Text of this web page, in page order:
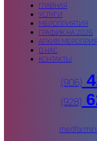
ГЛАВНАЯ
УСЛУГИ
МЕРОПРИЯТИЯ
ГРАФИК НА 2026
АРХИВ
О НАС
КОНТАКТЫ
(906)
(928)